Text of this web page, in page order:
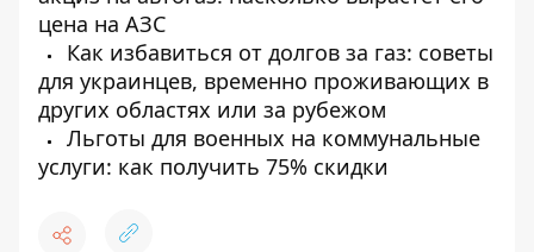
цена на АЗС
Как избавиться от долгов за газ: советы
для украинцев, временно проживающих в
других областях или за рубежом
Льготы для военных на коммунальные
услуги: как получить 75% скидки